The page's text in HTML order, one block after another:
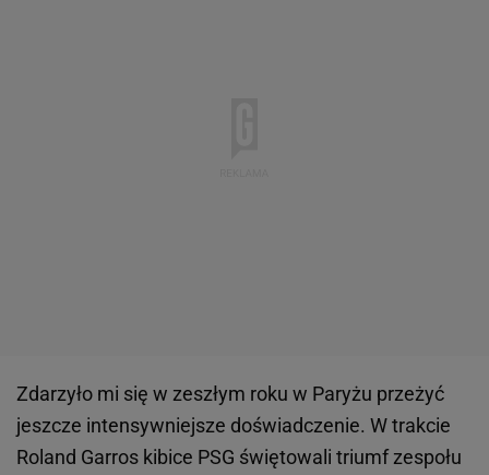
Zdarzyło mi się w zeszłym roku w Paryżu przeżyć
jeszcze intensywniejsze doświadczenie. W trakcie
Roland Garros kibice PSG świętowali triumf zespołu